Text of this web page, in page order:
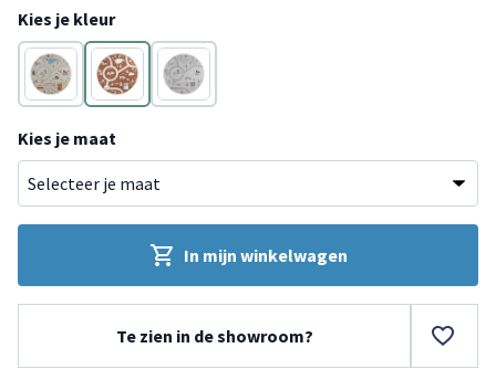
Kies je kleur
Grijs Terracotta
Wit
Kies je maat
In mijn winkelwagen
Te zien in de showroom?